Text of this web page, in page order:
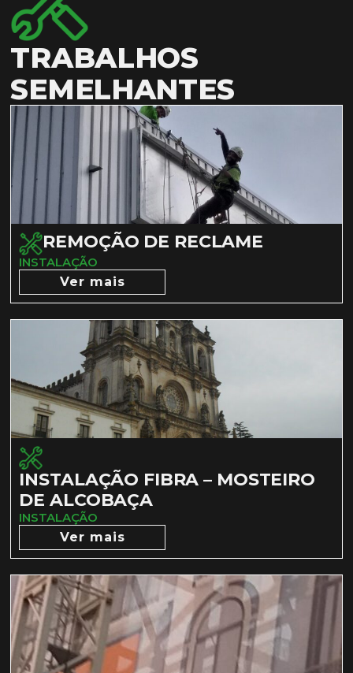
TRABALHOS
SEMELHANTES
REMOÇÃO DE RECLAME
INSTALAÇÃO
Ver mais
INSTALAÇÃO FIBRA – MOSTEIRO
DE ALCOBAÇA
INSTALAÇÃO
Ver mais